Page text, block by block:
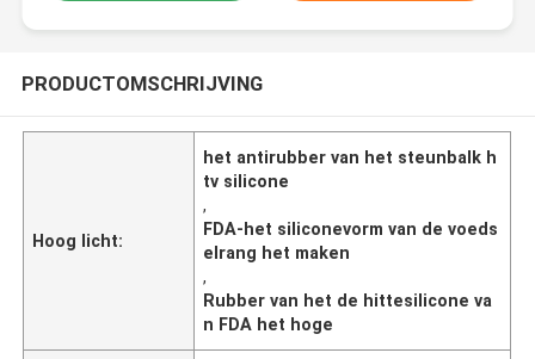
PRODUCTOMSCHRIJVING
Hoog licht:
het antirubber van het steunbalk h
tv silicone
,
FDA-het siliconevorm van de voeds
elrang het maken
,
Rubber van het de hittesilicone va
n FDA het hoge